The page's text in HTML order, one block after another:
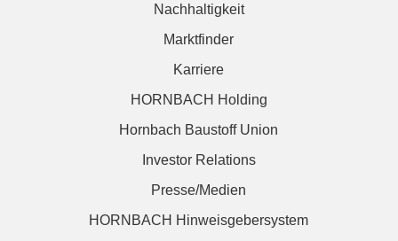
Nachhaltigkeit
Marktfinder
Karriere
HORNBACH Holding
Hornbach Baustoff Union
Investor Relations
Presse/Medien
HORNBACH Hinweisgebersystem